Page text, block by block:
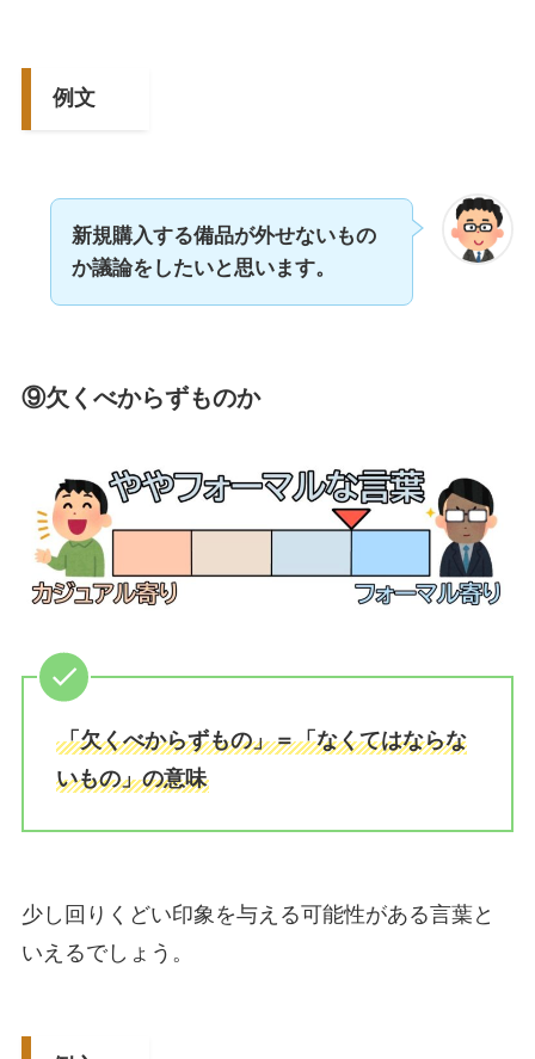
例文
新規購入する備品が外せないもの
か議論をしたいと思います。
⑨欠くべからずものか
「欠くべからずもの」＝「なくてはならな
いもの」の意味
少し回りくどい印象を与える可能性がある言葉と
いえるでしょう。